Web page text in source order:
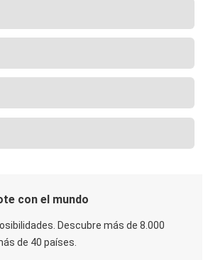
con el mundo
Descubre más de 8.000
de 40 países.